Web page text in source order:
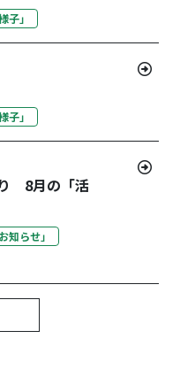
子」
子」
8月の「活
知らせ」